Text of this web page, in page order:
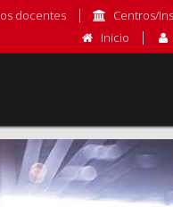
docentes
Centros/
Inicio